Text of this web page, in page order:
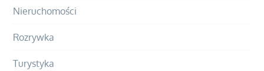
Nieruchomości
Rozrywka
Turystyka